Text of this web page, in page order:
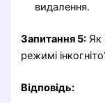
видалення.
Запитання 5: Як
режимі
Відповідь: